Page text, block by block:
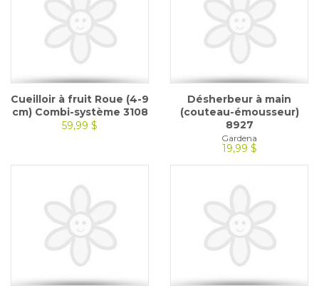
Cueilloir à fruit Roue (4-9
cm) Combi-système 3108
59,99 $
Désherbeur à main
(couteau-émousseur)
8927
Gardena
19,99 $